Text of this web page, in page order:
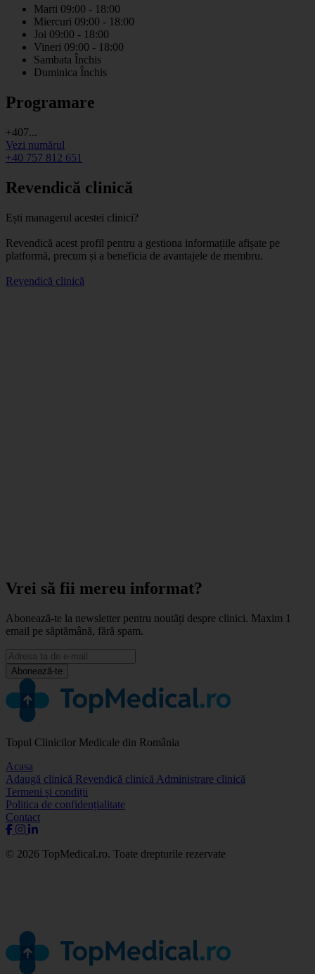
Marti 09:00 - 18:00
Miercuri 09:00 - 18:00
Joi 09:00 - 18:00
Vineri 09:00 - 18:00
Sambata Închis
Duminica Închis
Programare
+407...
Vezi numărul
+40 757 812 651
Revendică clinică
Ești managerul acestei clinici?
Revendică acest profil pentru a gestiona informațiile afișate pe
platformă, precum și a beneficia de avantajele de membru.
Revendică clinică
Vrei să fii mereu informat?
Abonează-te la newsletter pentru noutăți despre clinici. Maxim 1
email pe săptămână, fără spam.
Abonează-te
Topul Clinicilor Medicale din România
Acasa
Adaugă clinică Revendică clinică Administrare clinică
Termeni și condiții
Politica de confidențialitate
Contact
© 2026 TopMedical.ro. Toate drepturile rezervate